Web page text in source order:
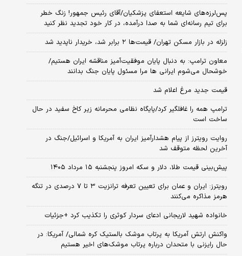
پس‌لرزه‌های شایعه استعفای پزشکیان/آقای رئیس جمهور! زنگ خطر
برای تیم رسانه‌ای شما به صدا درآمده، در کار خود تجدید نظر کنید
زلزله در بازار مسکن تهران/ قیمت‌ها ۲ برابر شد، خریدار ناپدید شد
معاون ترامپ: به دنبال پایان موفقیت‌آمیز مناقشه ایران هستیم/
خوشحال می‌شوم ایرانی ها مرا مسئول پایان جنگ بدانند
قیمت جدید مرغ اعلام شد
ترامپ همه را غافلگیر کرد/پایگاه نظامی محرمانه زیر کاخ سفید در حال
ساخت است
روایت رویترز از پیام هشدارآمیز ایران به آمریکا و اسرائیل/جنگ در
آخرین لحظه متوقف شد
پیش‌بینی قیمت طلا، دلار و سکه امروز پنجشنبه ۱۵ مرداد ۱۴۰۵
رویترز: ایران و عمان برای تعیین تعرفه ترانزیت ۳ تا ۷ درصدی در تنگه
هرمز مذاکره می‌کنند
خانواده شهید لاریجانی ادعای سردار کوثری را تکذیب کرد +جزئیات
واکنش ارتش آمریکا به پرتاب موشک بالستیک کره شمالی/ آمریکا: در
حال رایزنی با متحدان درباره پرتاب موشک‌های اخیر هستیم